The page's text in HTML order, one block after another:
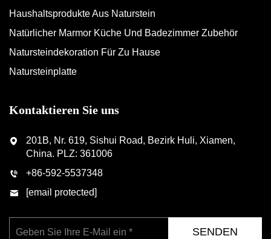
Haushaltsprodukte Aus Naturstein
Natürlicher Marmor Küche Und Badezimmer Zubehör
Natursteindekoration Für Zu Hause
Natursteinplatte
Kontaktieren Sie uns
201B, Nr. 619, Sishui Road, Bezirk Huli, Xiamen,
China. PLZ: 361006
+86-592-5537348
[email protected]
SENDEN